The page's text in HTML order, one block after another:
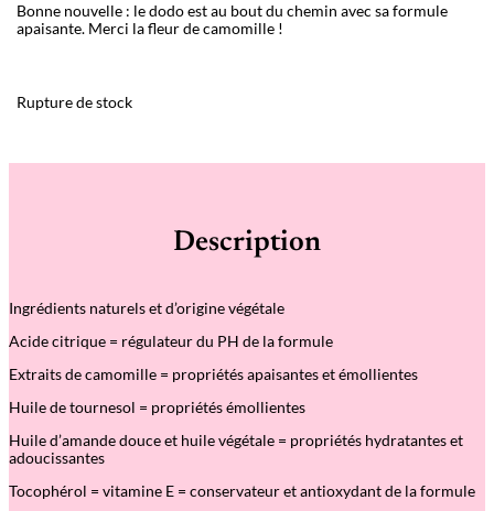
Bonne nouvelle : le dodo est au bout du chemin avec sa formule
apaisante. Merci la fleur de camomille !
Rupture de stock
Description
Ingrédients naturels et d’origine végétale
Acide citrique = régulateur du PH de la formule
Extraits de camomille = propriétés apaisantes et émollientes
Huile de tournesol = propriétés émollientes
Huile d’amande douce et huile végétale = propriétés hydratantes et
adoucissantes
Tocophérol = vitamine E = conservateur et antioxydant de la formule